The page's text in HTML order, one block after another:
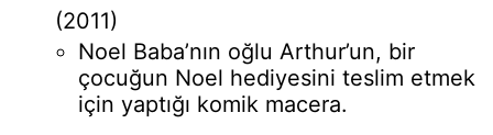
(2011)
Noel Baba’nın oğlu Arthur’un, bir
çocuğun Noel hediyesini teslim etmek
için yaptığı komik macera.